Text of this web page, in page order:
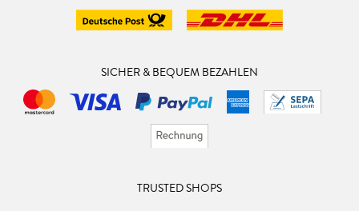
SICHER & BEQUEM BEZAHLEN
TRUSTED SHOPS